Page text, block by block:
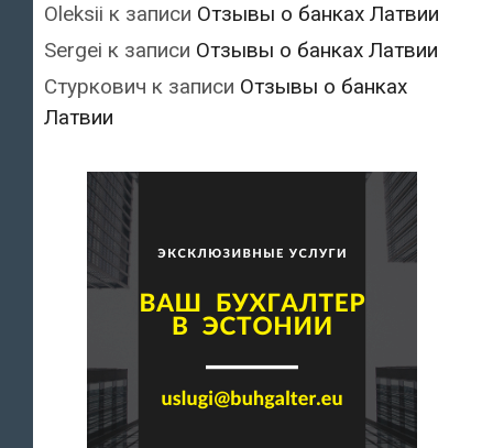
Oleksii к записи Отзывы о банках Латвии
Sergei к записи Отзывы о банках Латвии
Стуркович к записи Отзывы о банках
Латвии